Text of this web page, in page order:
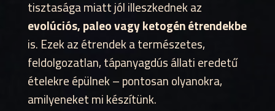
tisztasága miatt jól illeszkednek az
evolúciós, paleo vagy ketogén étrendekbe
is. Ezek az étrendek a természetes,
feldolgozatlan, tápanyagdús állati eredetű
ételekre épülnek – pontosan olyanokra,
amilyeneket mi készítünk.